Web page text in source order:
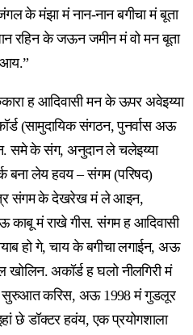
के मंझा मं नान-नान बगीचा मं बूता
रहिन के जऊन जमीन मं वो मन बूता
के आय.”
ह आदिवासी मन के ऊपर अवेइय्या
(सामुदायिक संगठन, पुनर्वास अऊ
समे के संग, अनुदान ले चलेइय्या
लेय हवय – संगम (परिषद)
संगम के देखरेख मं ले आइन,
मं राखे गीस. संगम ह आदिवासी
हो गे, चाय के बगीचा लगाईन, अऊ
अकॉर्ड ह घलो नीलगिरी मं
सुरुआत करिस, अऊ 1998 मं गुडलूर
छे डॉक्टर हवंय, एक प्रयोगशाला